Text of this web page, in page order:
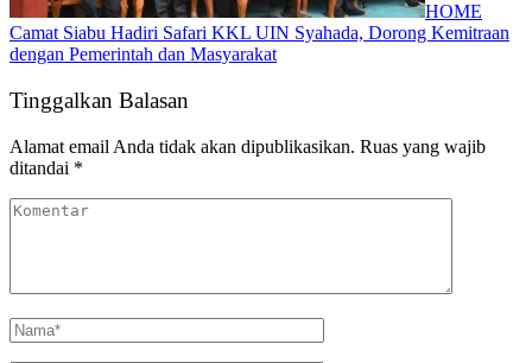
HOME
Camat Siabu Hadiri Safari KKL UIN Syahada, Dorong Kemitraan
dengan Pemerintah dan Masyarakat
Tinggalkan Balasan
Alamat email Anda tidak akan dipublikasikan. Ruas yang wajib
ditandai *